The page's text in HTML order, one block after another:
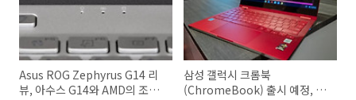
Asus ROG Zephyrus G14 리
뷰, 아수스 G14와 AMD의 조합
삼성 갤럭시 크롬북
(ChromeBook) 출시 예정, 가